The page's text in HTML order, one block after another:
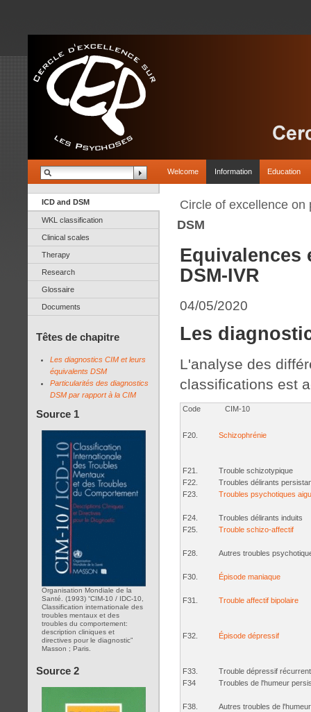
Welcome Information Education
ICD and DSM
WKL classification
Clinical scales
Therapy
Research
Glossaire
Documents
Têtes de chapitre
Les diagnostics CIM et leurs
équivalents DSM
Particularités des diagnostics
DSM par rapport à la CIM
Source 1
Organisation Mondiale de la
Santé. (1993) “CIM-10 / IDC-10,
Classification internationale des
troubles mentaux et des
troubles du comportement:
description cliniques et
directives pour le diagnostic”
Masson ; Paris.
Source 2
Circle of excellence on
DSM
Equivalences
DSM-IVR
04/05/2020
Les
L'analyse des
classifications est
Code CIM-10
F20. Schizophrénie
F21.
Trouble schizotypique
F22.
Troubles délirants
F23.
Troubles psychotiques
F24.
Troubles délirants induits
F25.
Trouble schizo-affectif
F28. Autres troubles
F30. Épisode maniaque
F31. Trouble affectif bipolaire
F32. Épisode dépressif
F33.
Trouble dépressif récurrent
F34
Troubles de l'humeur
F38. Autres troubles de l'humeur